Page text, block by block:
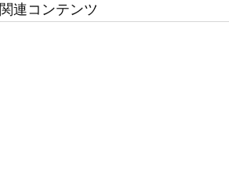
関連コンテンツ